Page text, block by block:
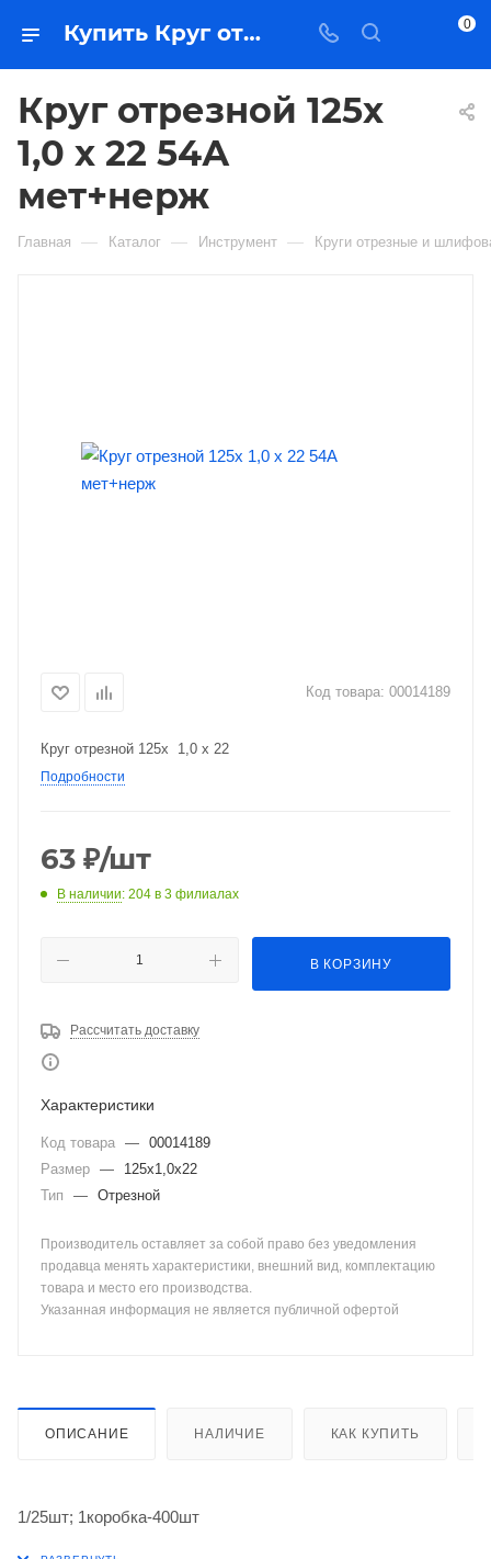
Купить Круг отрезной 125x 1,0 x 22 54А мет+нерж в Якутске — цена, характеристики, подбор | Востоктехторг 0
Круг отрезной 125x
1,0 x 22 54А
мет+нерж
Главная — Каталог — Инструмент — Круги отрезные и
Код товара: 00014189
Круг отрезной 125x 1,0 x 22
Подробности
63 ₽/шт
В наличии: 204 в 3 филиалах
В КОРЗИНУ
Рассчитать доставку
Характеристики
Код товара — 00014189
Размер —
125х1,0х22
Тип
— Отрезной
Производитель оставляет за собой право без уведомления
продавца менять характеристики, внешний вид, комплектацию
товара и место его производства.
Указанная информация не является публичной офертой
ОПИСАНИЕ НАЛИЧИЕ КАК КУПИТЬ
1/25шт; 1коробка-400шт